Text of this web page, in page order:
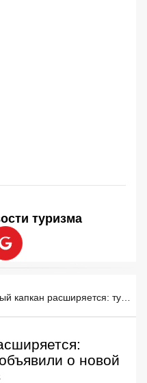
туризма
о новой